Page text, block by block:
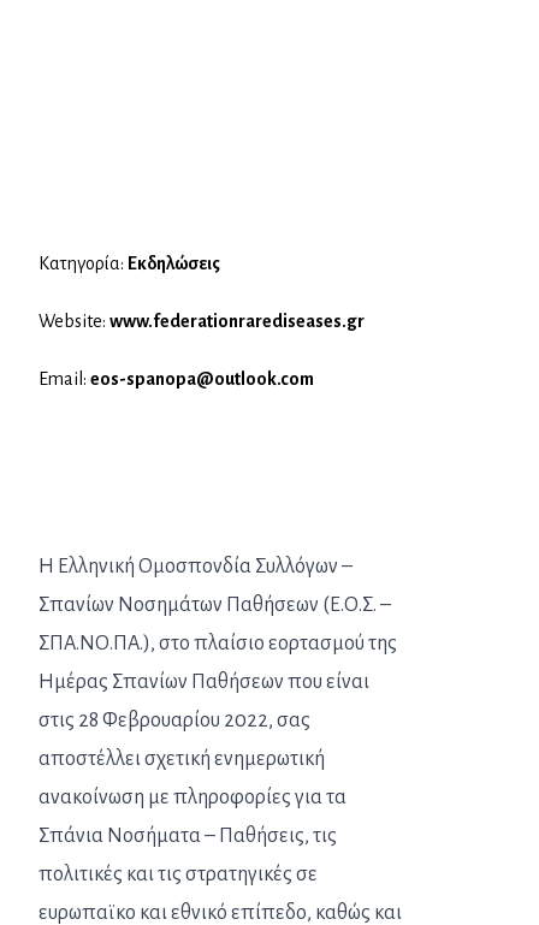
H Ελληνική Ομοσπονδία Συλλόγων –
Σπανίων Νοσημάτων Παθήσεων (Ε.Ο.Σ. –
ΣΠΑ.ΝΟ.ΠΑ.), στο πλαίσιο εορτασμού της
Ημέρας Σπανίων Παθήσεων που είναι
στις 28 Φεβρουαρίου 2022, σας
αποστέλλει σχετική ενημερωτική
ανακοίνωση με πληροφορίες για τα
Σπάνια Νοσήματα – Παθήσεις, τις
πολιτικές και τις στρατηγικές σε
ευρωπαϊκο και εθνικό επίπεδο, καθώς και
Κατηγορία: Εκδηλώσεις
Website: www.federationrarediseases.gr
Email: eos-spanopa@outlook.com